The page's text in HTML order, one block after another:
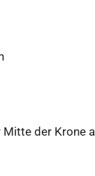
der Krone